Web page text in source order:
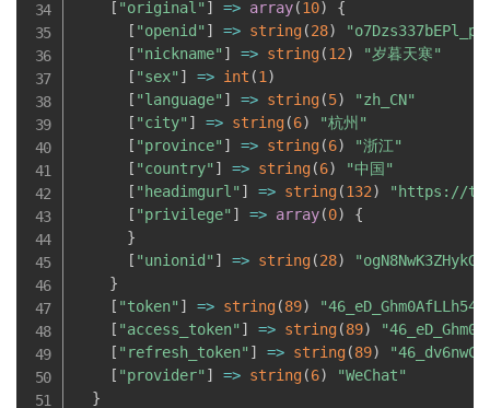
[ "original" ] => array(10)
{
[ "openid" ] => string(28)
[ "nickname" ] => string(12)
"岁暮天寒"
[ "sex" ] => int (1 )
[ "language" ] => string(5)
"zh_CN"
[ "city" ] => string(6)
"杭州"
[ "province" ] => string(6)
"浙江"
[ "country" ] => string(6)
"中国"
[ "headimgurl" ] => string(132)
"https://
[ "privilege" ] => array(0)
{
}
[ "unionid" ] => string(28)
}
[ "token" ] => string(89)
[ "access_token" ] => string(89)
[ "refresh_token" ] => string(89)
[ "provider" ] => string(6)
"WeChat"
}